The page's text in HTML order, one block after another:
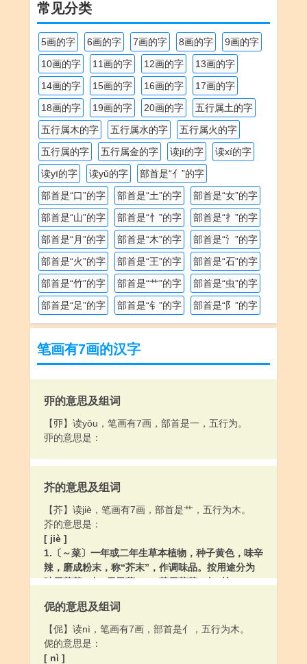
常见分类
5画的字 6画的字 7画的字 8画的字
9画的字
10画的字
11画的字 12画的字
13画的字
14画的字
15画的字 16画的字
17画的字
18画的字
19画的字 20画的字
五行属土的字
五行属木的字
五行属水的字
五行属火的字
五行属的字
五行属金的字 读jī的字
读xí的字
读yī的字
读yǔ的字
部首是“亻”的字
部首是“口”的字
部首是“土”的字
部首是“女”的字
部首是“山”的字
部首是“忄”的字
部首是“扌”的字
部首是“月”的字
部首是“木”的字
部首是“氵”的字
部首是“火”的字
部首是“王”的字
部首是“石”的字
部首是“竹”的字
部首是“艹”的字
部首是“虫”的字
部首是“足”的字
部首是“钅”的字 部首是“阝”的字
笔画有7画的汉字
丣的意思及组词
【丣】读yǒu，笔画有7画，部首是一，五行为。
丣的意思是：
芥的意思及组词
【芥】读jiè，笔画有7画，部首是艹，五行为木。
芥的意思是：
[ jiè ]
1.〔～菜〕一年或二年生草本植物，种子黄色，味辛
辣，磨成粉末，称“芥末”，作调味品。按用途分为
叶用芥菜（如“雪里蕻”）；茎用芥菜（如“榨
2.小草，喻轻微纤细的事物：草～。纤～。～舟。
[ gài ]
〔～菜〕一年生草本植物，芥菜的变种，叶大，表
面多皱纹，叶脉显著，可食。亦作“盖菜”。
伲的意思及组词
【伲】读nì，笔画有7画，部首是亻，五行为木。
伲的意思是：
[ nì ]